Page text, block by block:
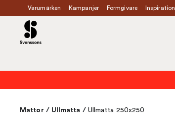
Varumärken Kampanjer Formgivare Inspiration
Mattor / Ullmatta / Ullmatta 250x250